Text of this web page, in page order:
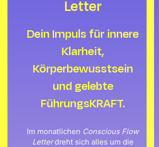
Letter
Dein Impuls für innere
Klarheit,
Körperbewusstsein
und gelebte
FührungsKRAFT.
Im monatlichen Conscious Flow
Letterdreht sich alles um die